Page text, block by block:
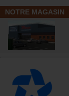
NOTRE MAGASIN